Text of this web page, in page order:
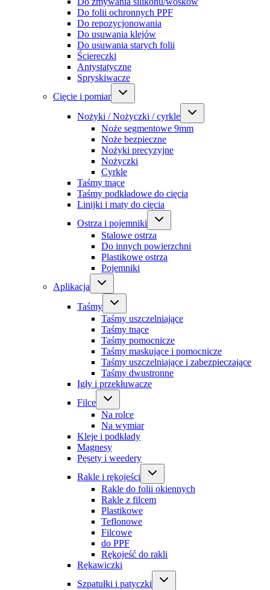
Do folii ochronnych PPF
Do repozycjonowania
Do usuwania klejów
Do usuwania starych folii
Ściereczki
Antystatyczne
Spryskiwacze
Cięcie i pomiar
Nożyki / Nożyczki / cyrkle
Noże segmentowe 9mm
Noże bezpieczne
Nożyki precyzyjne
Nożyczki
Cyrkle
Taśmy tnące
Taśmy podkładowe do cięcia
Linijki i maty do cięcia
Ostrza i pojemniki
Stalowe ostrza
Do innych powierzchni
Plastikowe ostrza
Pojemniki
Aplikacja
Taśmy
Taśmy uszczelniające
Taśmy tnące
Taśmy pomocnicze
Taśmy maskujące i pomocnicze
Taśmy uszczelniające i zabezpieczające
Taśmy dwustronne
Igły i przekłuwacze
Filce
Na rolce
Na wymiar
Kleje i podkłady
Magnesy
Pęsety i weedery
Rakle i rękojeści
Rakle do folii okiennych
Rakle z filcem
Plastikowe
Teflonowe
Filcowe
do PPF
Rękojeść do rakli
Rękawiczki
Szpatułki i patyczki